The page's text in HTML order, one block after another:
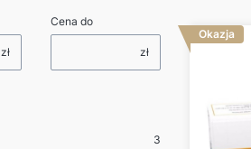
zł
Cena do
zł
3
Okazja